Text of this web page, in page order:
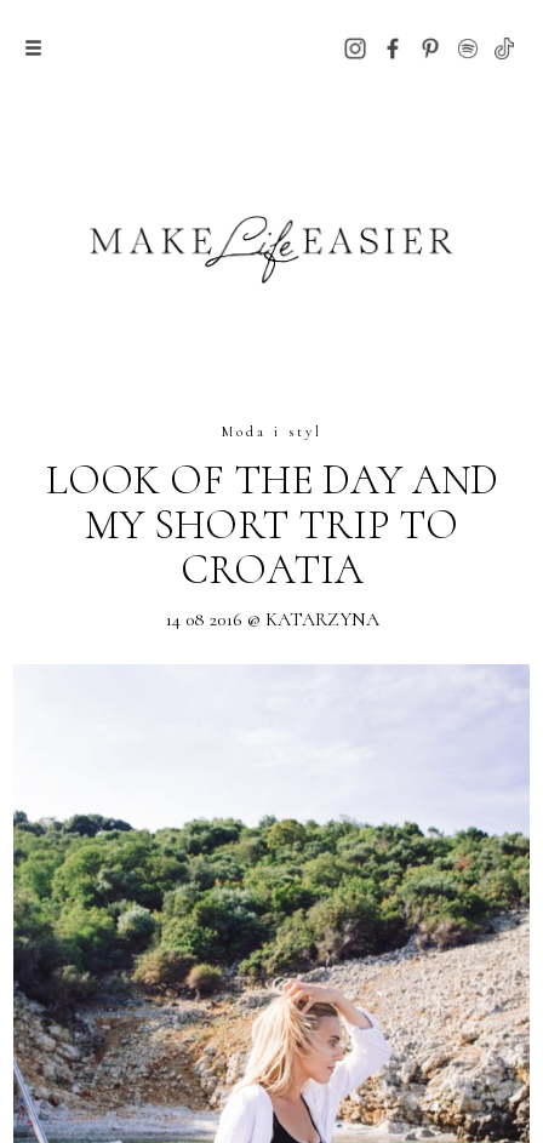
Moda i styl
LOOK OF THE DAY AND
MY SHORT TRIP TO
CROATIA
14 08 2016 @ KATARZYNA